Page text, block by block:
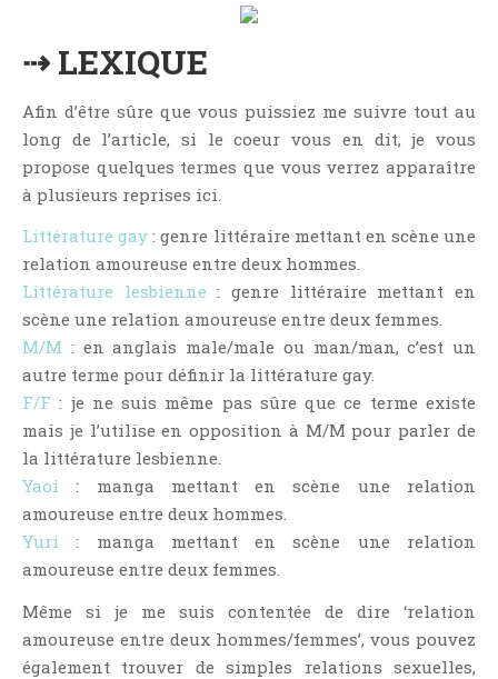
Amitié
Articles De Nadège
Articles De Steven
Aventure
Bande Dessinée
Bibliothèque De A À Z
Bilan
Biographie Et Autobiographie
Biographie Fictionnelle
Bit-Lit
C'est Lundi, Que Lisez-Vous ?
Chick-Lit
Contemporain
⇢ LEXIQUE
Afin d’être sûre que vous puissiez me suivre tout au
long de l’article, si le coeur vous en dit, je vous
propose quelques termes que vous verrez apparaître
à plusieurs reprises ici.
Littérature gay : genre littéraire mettant en scène une
relation amoureuse entre deux hommes.
Littérature lesbienne : genre littéraire mettant en
scène une relation amoureuse entre deux femmes.
M/M : en anglais male/male ou man/man, c’est un
autre terme pour définir la littérature gay.
F/F : je ne suis même pas sûre que ce terme existe
mais je l’utilise en opposition à M/M pour parler de
la littérature lesbienne.
Yaoi : manga mettant en scène une relation
amoureuse entre deux hommes.
Yuri : manga mettant en scène une relation
amoureuse entre deux femmes.
Même si je me suis contentée de dire ‘relation
amoureuse entre deux hommes/femmes’, vous pouvez
également trouver de simples relations sexuelles,